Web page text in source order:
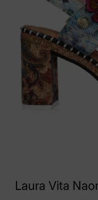
Laura Vita